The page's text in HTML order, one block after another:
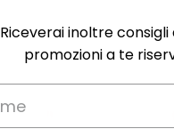
Riceverai inoltre consigli
promozioni a te